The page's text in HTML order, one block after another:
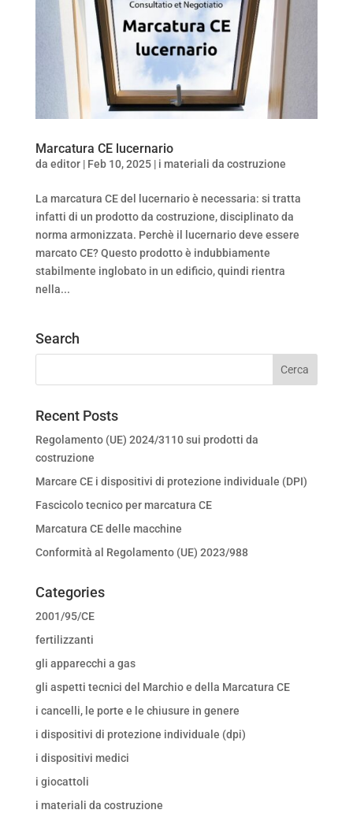
Marcatura CE lucernario
da editor| Feb 10, 2025| i materiali da costruzione
La marcatura CE del lucernario è necessaria: si tratta
infatti di un prodotto da costruzione, disciplinato da
norma armonizzata. Perchè il lucernario deve essere
marcato CE? Questo prodotto è indubbiamente
stabilmente inglobato in un edificio, quindi rientra
nella...
Search
Recent Posts
Regolamento (UE) 2024/3110 sui prodotti da
costruzione
Marcare CE i dispositivi di protezione individuale (DPI)
Fascicolo tecnico per marcatura CE
Marcatura CE delle macchine
Conformità al Regolamento (UE) 2023/988
Categories
2001/95/CE
fertilizzanti
gli apparecchi a gas
gli aspetti tecnici del Marchio e della Marcatura CE
i cancelli, le porte e le chiusure in genere
i dispositivi di protezione individuale (dpi)
i dispositivi medici
i giocattoli
i materiali da costruzione